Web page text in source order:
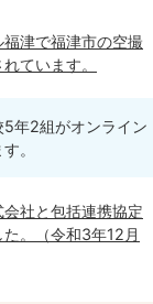
津で福津市の空撮
ています。
5年2組がオンライン
。
社と包括連携協定
。（令和3年12月